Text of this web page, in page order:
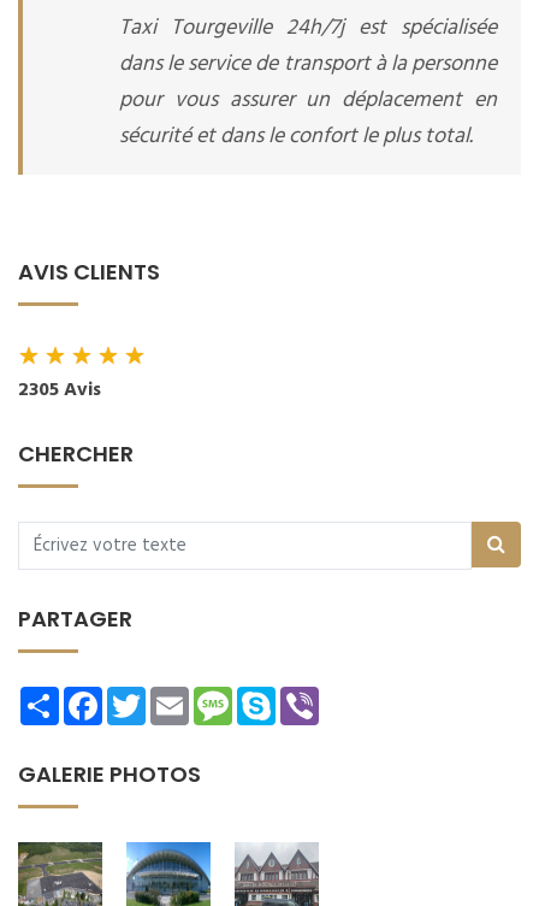
Taxi Tourgeville 24h/7j est spécialisée
dans le service de transport à la personne
pour vous assurer un déplacement en
sécurité et dans le confort le plus total.
AVIS CLIENTS
★★★★★
2305 Avis
CHERCHER
PARTAGER
ShareFacebookTwitterEmailMessage
Skype
GALERIE PHOTOS